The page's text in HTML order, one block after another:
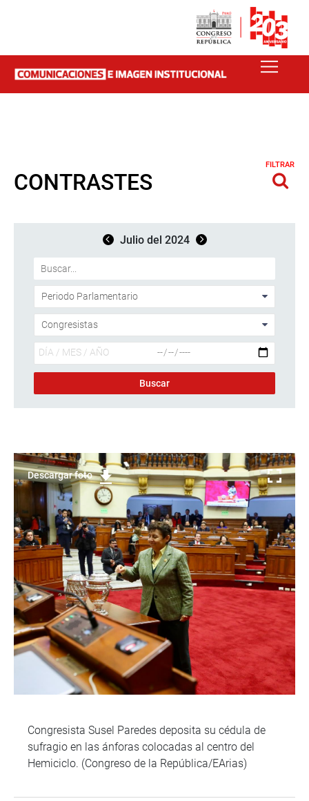
CONTRASTES
FILTRAR
Julio del 2024
Descargar foto
Congresista Susel Paredes deposita su cédula de
sufragio en las ánforas colocadas al centro del
Hemiciclo. (Congreso de la República/EArias)